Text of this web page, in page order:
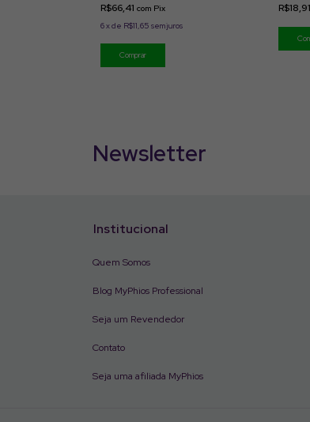
R$66,41 com Pix
6xde R$11,65 sem juros
R$18,91
Newsletter
Institucional
Quem Somos
Blog MyPhios Professional
Seja um Revendedor
Contato
Seja uma afiliada MyPhios